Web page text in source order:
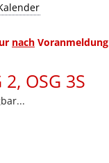
nach Voranmeldung
OSG 3S